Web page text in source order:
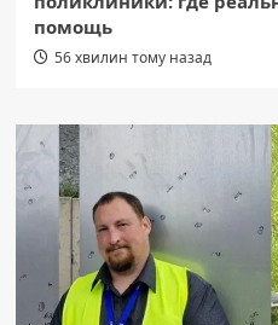
помощь
56 хвилин тому назад